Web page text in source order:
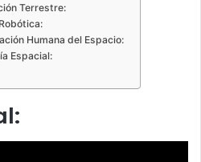
Terrestre:
Humana del Espacio:
Espacial: